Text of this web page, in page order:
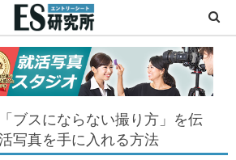
ブスにならない撮り方」を伝
写真を手に入れる方法